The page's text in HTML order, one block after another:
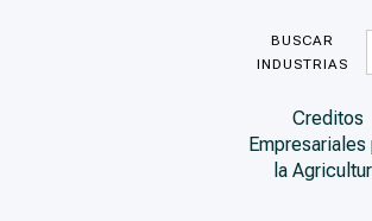
BUSCAR
INDUSTRIAS
Creditos
Empresariales
la